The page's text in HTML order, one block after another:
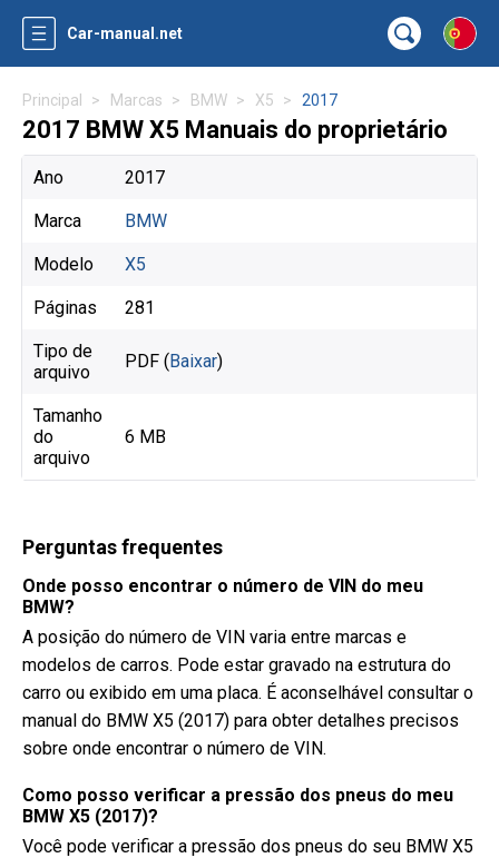
Car-manual.net
Principal Marcas BMW X5 2017
2017 BMW X5 Manuais do proprietário
Ano 2017
Marca BMW
Modelo X5
Páginas 281
Tipo de
arquivo
PDF (Baixar)
Tamanho
do
arquivo
6 MB
Perguntas frequentes
Onde posso encontrar o número de VIN do meu
BMW?
A posição do número de VIN varia entre marcas e
modelos de carros. Pode estar gravado na estrutura do
carro ou exibido em uma placa. É aconselhável consultar o
manual do BMW X5 (2017) para obter detalhes precisos
sobre onde encontrar o número de VIN.
Como posso verificar a pressão dos pneus do meu
BMW X5 (2017)?
Você pode verificar a pressão dos pneus do seu BMW X5